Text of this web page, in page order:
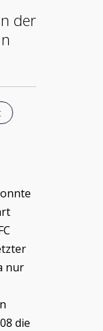
der
nur
die